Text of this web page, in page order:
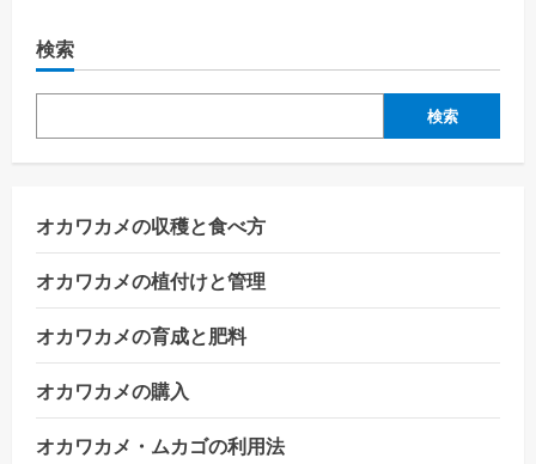
検索
検索
オカワカメの収穫と食べ方
オカワカメの植付けと管理
オカワカメの育成と肥料
オカワカメの購入
オカワカメ・ムカゴの利用法